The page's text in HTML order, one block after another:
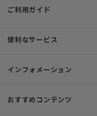
ご利用ガイド
便利なサービス
インフォメーション
おすすめコンテンツ